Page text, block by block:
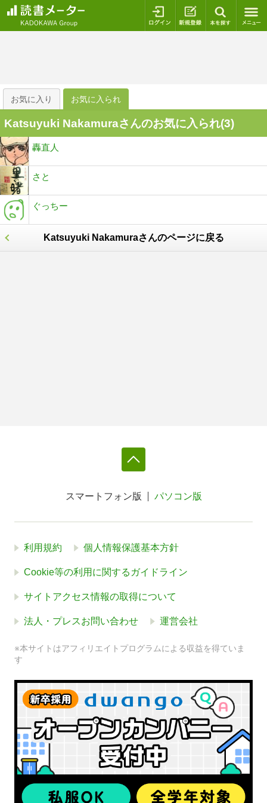
ログイン 新規登録
お気に入り お気に入られ
Katsuyuki Nakamuraさんのお気に入られ(3)
轟直人
さと
ぐっちー
Katsuyuki Nakamuraさんのページに戻る
スマートフォン版 パソコン版
利用規約 個人情報保護基本方針
Cookie等の利用に関するガイドライン
サイトアクセス情報の取得について
法人・プレスお問い合わせ 運営会社
※本サイトはアフィリエイトプログラムによる収益を得ていま
す